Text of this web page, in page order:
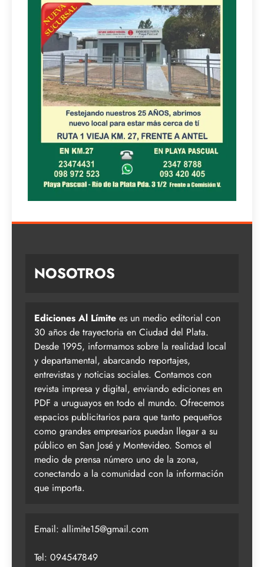
NOSOTROS
Ediciones Al Límite es un medio editorial con
30 años de trayectoria en Ciudad del Plata.
Desde 1995, informamos sobre la realidad local
y departamental, abarcando reportajes,
entrevistas y noticias sociales. Contamos con
revista impresa y digital, enviando ediciones en
PDF a uruguayos en todo el mundo. Ofrecemos
espacios publicitarios para que tanto pequeños
como grandes empresarios puedan llegar a su
público en San José y Montevideo. Somos el
medio de prensa número uno de la zona,
conectando a la comunidad con la información
que importa.
Email: allimite15@gmail.com
Tel: 094547849